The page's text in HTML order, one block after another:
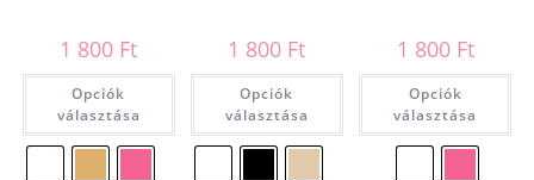
1 800 Ft
Opciók
választása
1 800 Ft
Opciók
választása
1 800 Ft
Opciók
választása